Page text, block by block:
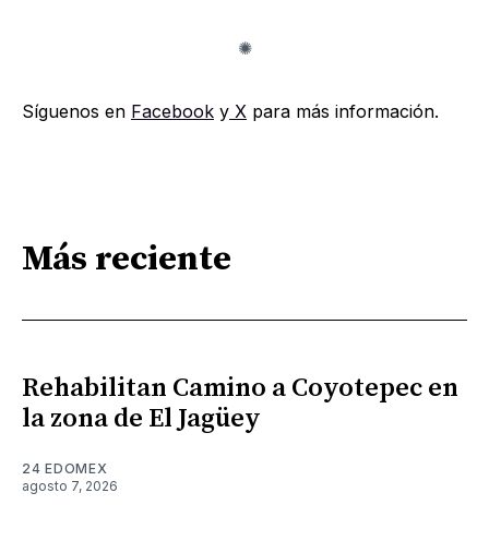
Síguenos en Facebook y X para más información.
Más reciente
Rehabilitan Camino a Coyotepec en
la zona de El Jagüey
24 EDOMEX
agosto 7, 2026